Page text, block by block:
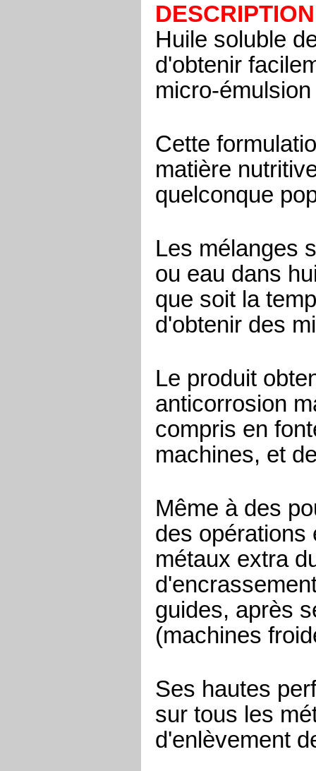
DESCRIPTION
Huile soluble
d'obtenir
micro-
Cette
matière
quelconque
Les mélanges
ou eau dans
que soit la
d'obtenir des
Le produit
anticorrosion
compris en
machines, et
Même à des
des opérations
métaux extra
guides, après
(machines
Ses hautes
sur tous les
d'enlèvement